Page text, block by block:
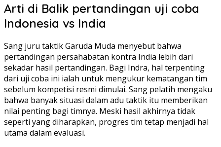
Arti di Balik pertandingan uji coba
Indonesia vs India
Sang juru taktik Garuda Muda menyebut bahwa
pertandingan persahabatan kontra India lebih dari
sekadar hasil pertandingan. Bagi Indra, hal terpenting
dari uji coba ini ialah untuk mengukur kematangan tim
sebelum kompetisi resmi dimulai. Sang pelatih mengaku
bahwa banyak situasi dalam adu taktik itu memberikan
nilai penting bagi timnya. Meski hasil akhirnya tidak
seperti yang diharapkan, progres tim tetap menjadi hal
utama dalam evaluasi.